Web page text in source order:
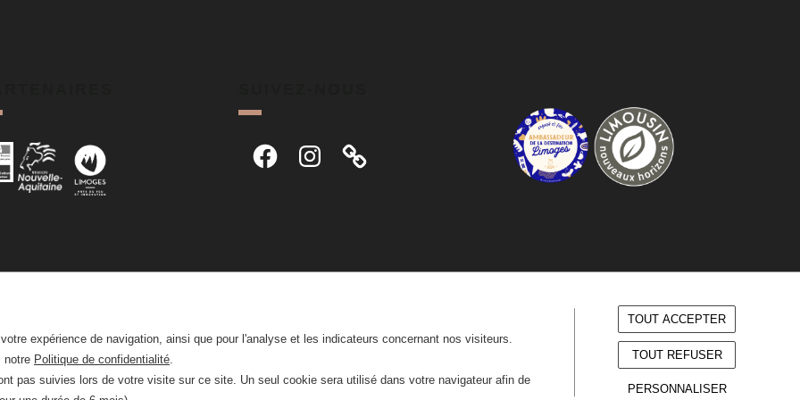
FacebookInstagram
expérience de navigation, ainsi que pour l'analyse et les indicateurs concernant nos visiteurs.
notre Politique de confidentialité.
pas suivies lors de votre visite sur ce site. Un seul cookie sera utilisé dans votre navigateur afin de
TOUT ACCEPTER
TOUT REFUSER
PERSONNALISER